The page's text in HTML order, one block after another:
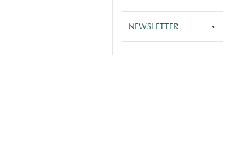
NEWSLETTER